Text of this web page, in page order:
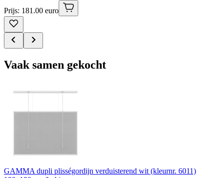
Prijs: 181.00 euro
Vaak samen gekocht
GAMMA dupli plisségordijn verduisterend wit (kleurnr. 6011)